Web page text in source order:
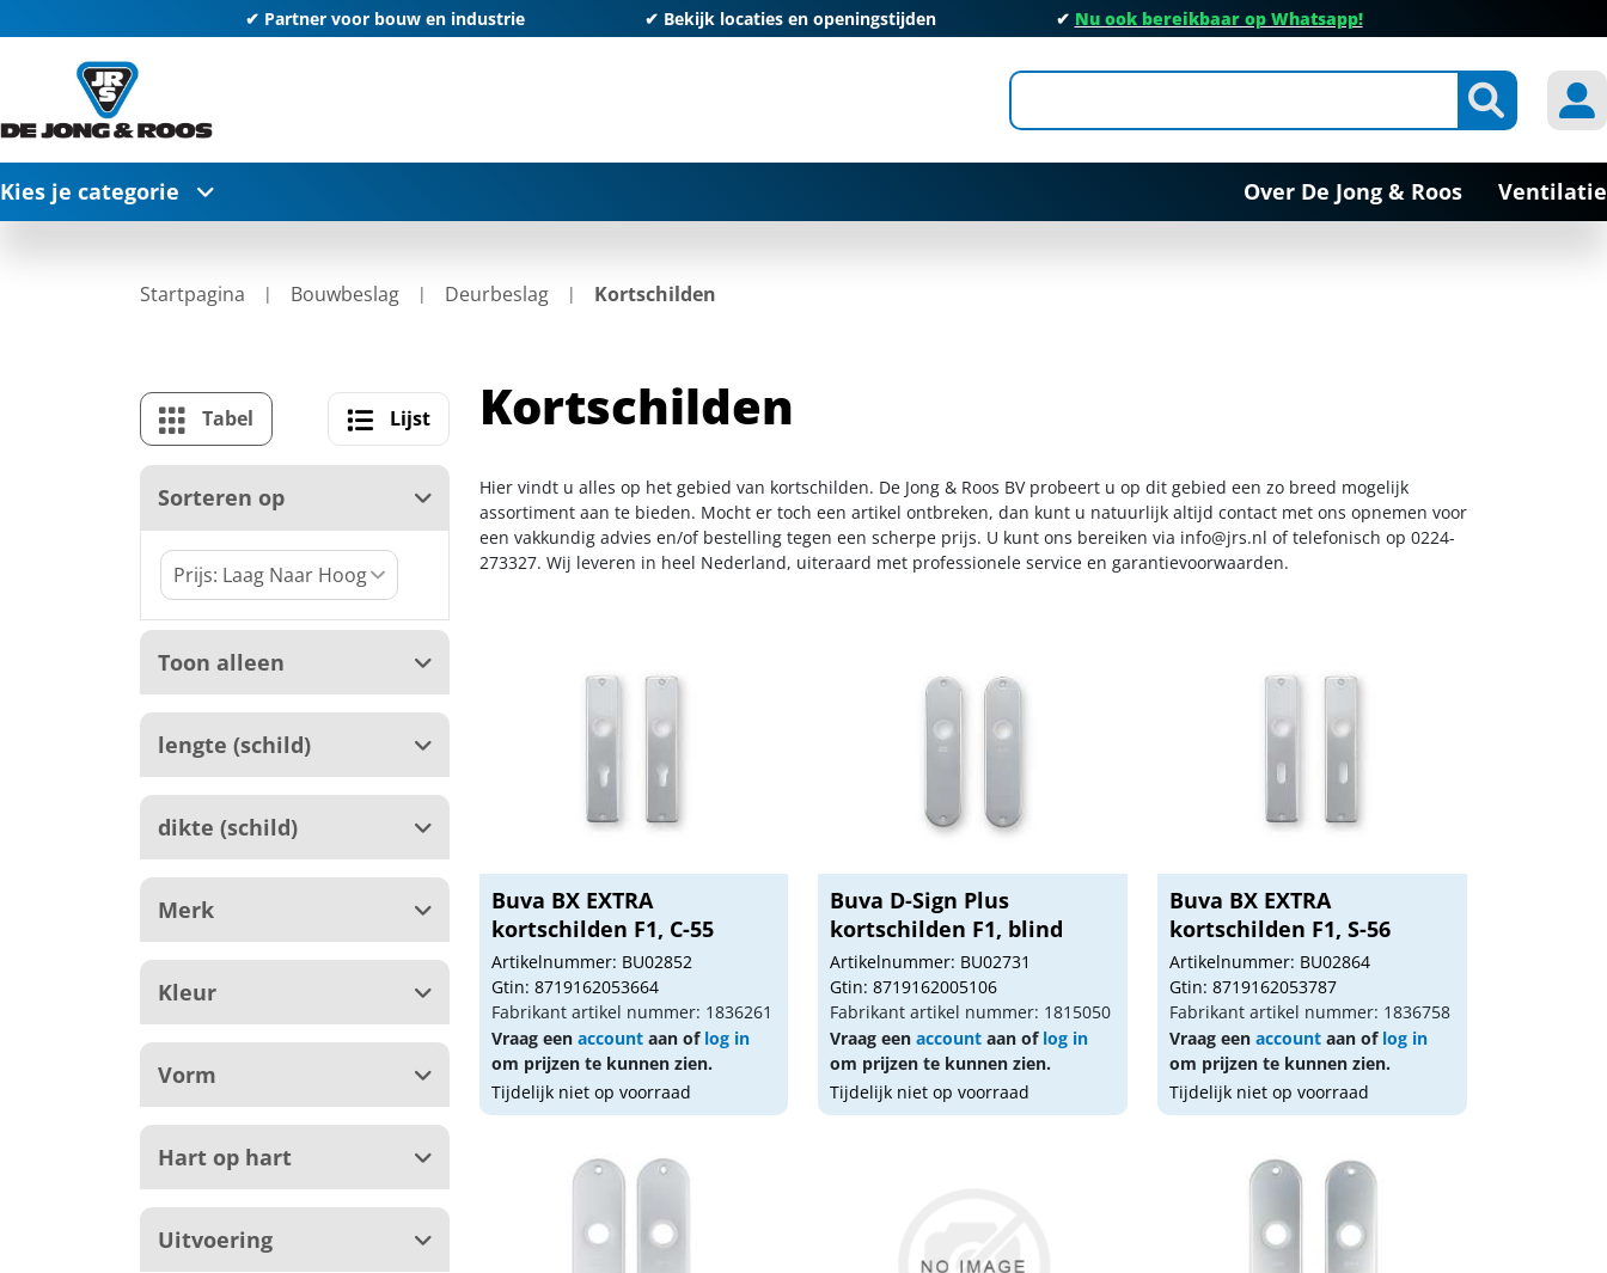
✔ Partner voor bouw en industrie ✔ Bekijk locaties en openingstijden ✔ Nu ook bereikbaar op Whatsapp!
Kies je categorie Over De Jong & Roos Ventilatie
Startpagina Bouwbeslag Deurbeslag Kortschilden
Tabel Lijst
Sorteren op
Toon alleen
lengte (schild)
dikte (schild)
Merk
Kleur
Vorm
Hart op hart
Uitvoering
Kortschilden
Hier vindt u alles op het gebied van kortschilden. De Jong & Roos BV probeert u op dit gebied een zo breed mogelijk
assortiment aan te bieden. Mocht er toch een artikel ontbreken, dan kunt u natuurlijk altijd contact met ons opnemen voor
een vakkundig advies en/of bestelling tegen een scherpe prijs. U kunt ons bereiken via info@jrs.nl of telefonisch op 0224-
273327. Wij leveren in heel Nederland, uiteraard met professionele service en garantievoorwaarden.
Buva BX EXTRA
kortschilden F1, C-55
Artikelnummer: BU02852
Gtin: 8719162053664
Fabrikant artikel nummer: 1836261
Vraag een accountaan of log in
om prijzen te kunnen zien.
Tijdelijk niet op voorraad
Buva D-Sign Plus
kortschilden F1, blind
Artikelnummer: BU02731
Gtin: 8719162005106
Fabrikant artikel nummer: 1815050
Vraag eenaccount aan of log in
om prijzen te kunnen zien.
Tijdelijk niet op voorraad
Buva BX EXTRA
kortschilden F1, S-56
Artikelnummer: BU02864
Gtin: 8719162053787
Fabrikant artikel nummer: 1836758
Vraag eenaccount aan of log in
om prijzen te kunnen zien.
Tijdelijk niet op voorraad